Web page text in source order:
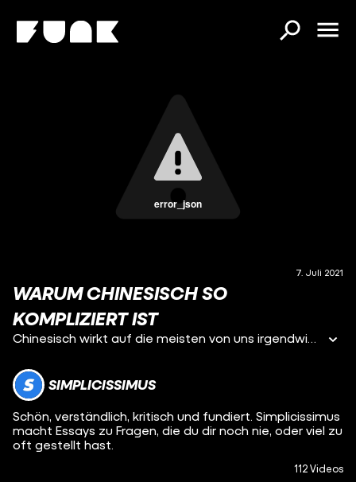
error_json
7. Juli 2021
WARUM CHINESISCH SO
KOMPLIZIERT IST
Chinesisch wirkt auf die meisten von uns irgendwie kompliziert. Sowohl Aussprache als auch Schriftzeichen sind völlig anders als unsere Sprache. Woran liegt das?
SIMPLICISSIMUS
Schön, verständlich, kritisch und fundiert. Simplicissimus
macht Essays zu Fragen, die du dir noch nie, oder viel zu
oft gestellt hast.
112 Videos